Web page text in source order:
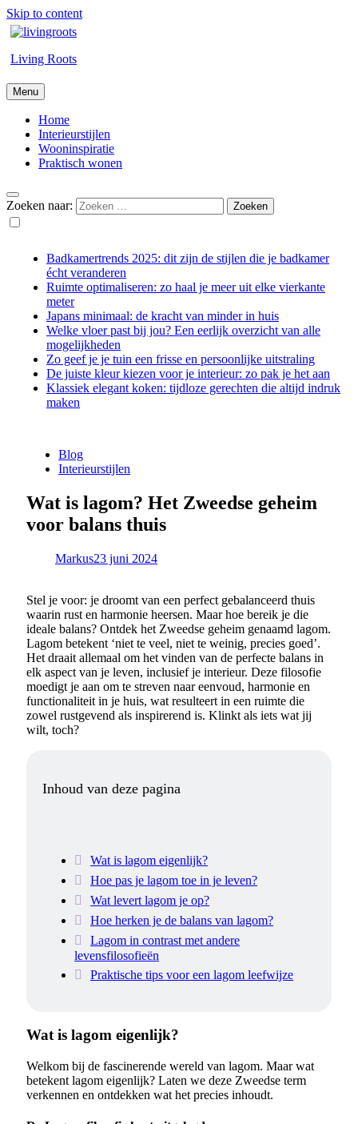
Skip to content
Living Roots
Menu
Home
Interieurstijlen
Wooninspiratie
Praktisch wonen
Zoeken naar:
Badkamertrends 2025: dit zijn de stijlen die je badkamer
écht veranderen
Ruimte optimaliseren: zo haal je meer uit elke vierkante
meter
Japans minimaal: de kracht van minder in huis
Welke vloer past bij jou? Een eerlijk overzicht van alle
mogelijkheden
Zo geef je je tuin een frisse en persoonlijke uitstraling
De juiste kleur kiezen voor je interieur: zo pak je het aan
Klassiek elegant koken: tijdloze gerechten die altijd indruk
maken
Blog
Interieurstijlen
Wat is lagom? Het Zweedse geheim
voor balans thuis
Markus23 juni 2024
Stel je voor: je droomt van een perfect gebalanceerd thuis
waarin rust en harmonie heersen. Maar hoe bereik je die
ideale balans? Ontdek het Zweedse geheim genaamd lagom.
Lagom betekent ‘niet te veel, niet te weinig, precies goed’.
Het draait allemaal om het vinden van de perfecte balans in
elk aspect van je leven, inclusief je interieur. Deze filosofie
moedigt je aan om te streven naar eenvoud, harmonie en
functionaliteit in je huis, wat resulteert in een ruimte die
zowel rustgevend als inspirerend is. Klinkt als iets wat jij
wilt, toch?
Inhoud van deze pagina
Wat is lagom eigenlijk?
Hoe pas je lagom toe in je leven?
Wat levert lagom je op?
Hoe herken je de balans van lagom?
Lagom in contrast met andere
levensfilosofieën
Praktische tips voor een lagom leefwijze
Wat is lagom eigenlijk?
Welkom bij de fascinerende wereld van lagom. Maar wat
betekent lagom eigenlijk? Laten we deze Zweedse term
verkennen en ontdekken wat het precies inhoudt.